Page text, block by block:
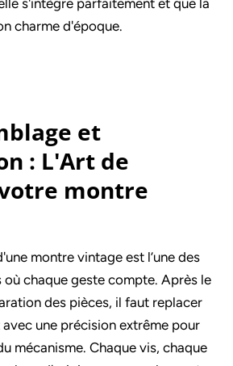
charme d'époque.
et
: L'Art de
montre
montre vintage est l’une des
chaque geste compte. Après le
des pièces, il faut replacer
une précision extrême pour
mécanisme. Chaque vis, chaque